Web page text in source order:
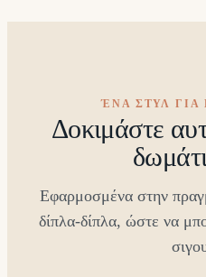
ΈΝΑ ΣΤΥΛ ΓΙΑ
Δοκιμάστε
Εφαρμοσμένα στην
δίπλα-δίπλα, ώστε να